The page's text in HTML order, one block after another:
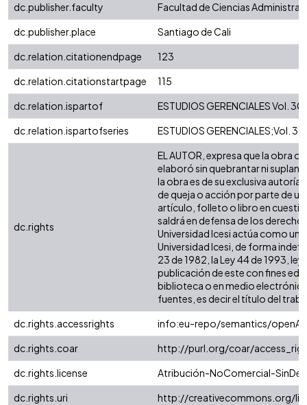
dc.publisher.faculty
Facultad de Ciencias
dc.publisher.place
Santiago de Cali
dc.relation.citationendpage
123
dc.relation.citationstartpage
115
dc.relation.ispartof
ESTUDIOS GERENCIALES Vol.
dc.relation.ispartofseries
ESTUDIOS GERENCIALES;Vol. 30
dc.rights
EL AUTOR, expresa que la obra
elaboró sin quebrantar ni
la obra es de su exclusiva autoría
de queja o acción por parte de
artículo, folleto o libro en
saldrá en defensa de los
Universidad Icesi actúa como un
Universidad Icesi, de forma
23 de 1982, la Ley 44 de 1993,
publicación de este con fines
biblioteca o en medio
fuentes, es decir el título del
dc.rights.accessrights
info:eu-repo/semantics/
dc.rights.coar
http://purl.org/coar/
dc.rights.license
Atribución-NoComercial-
dc.rights.uri
http://creativecommons.org/